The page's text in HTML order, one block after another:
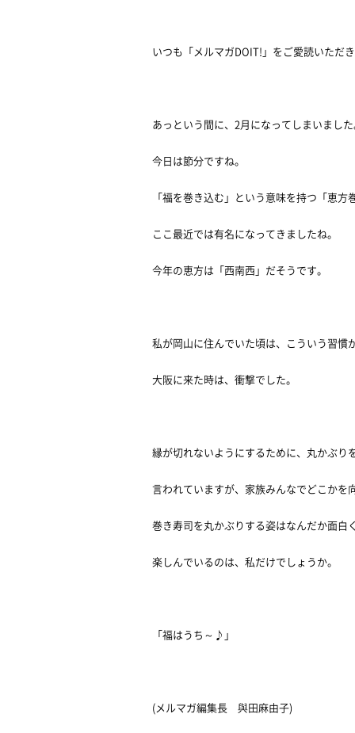
いつも「メルマガDOIT!」をご愛読いただ
あっという間に、2月になってしまいました
今日は節分ですね。
「福を巻き込む」という意味を持つ「恵方
ここ最近では有名になってきましたね。
今年の恵方は「西南西」だそうです。
私が岡山に住んでいた頃は、こういう習慣
大阪に来た時は、衝撃でした。
縁が切れないようにするために、丸かぶり
言われていますが、家族みんなでどこかを
巻き寿司を丸かぶりする姿はなんだか面白く
楽しんでいるのは、私だけでしょうか。
「福はうち～♪」
(メルマガ編集長 與田麻由子)